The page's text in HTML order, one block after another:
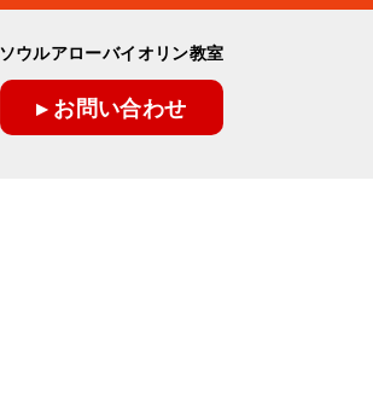
ソウルアローバイオリン教室
▸ お問い合わせ